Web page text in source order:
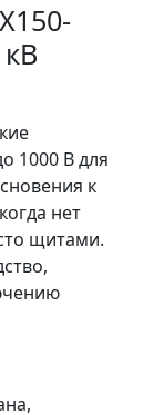
1000 В для
к
нет
щитами.